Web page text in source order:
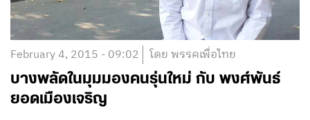
February 4, 2015 - 09:02 โดย พรรคเพื่อไทย
บางพลัดในมุมมองคนรุ่นใหม่ กับ พงศ์พันธ์
ยอดเมืองเจริญ